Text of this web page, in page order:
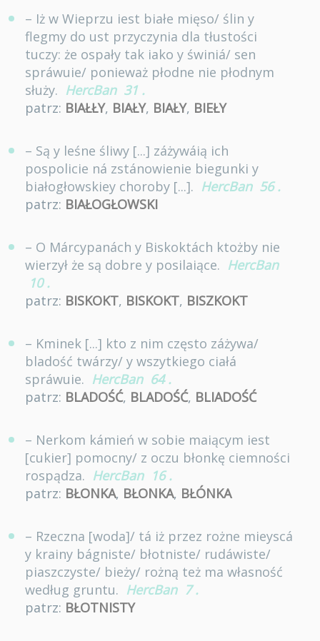
– Iż w Wieprzu iest białe mięso/ ślin y
flegmy do ust przyczynia dla tłustości
tuczy: że ospały tak iako y świniá/ sen
spráwuie/ ponieważ płodne nie płodnym
służy. HercBan 31 .
patrz: BIAŁŁY, BIAŁY, BIAŁY, BIEŁY
– Są y leśne śliwy [...] záżywáią ich
pospolicie ná zstánowienie biegunki y
białogłowskiey choroby [...]. HercBan 56 .
patrz: BIAŁOGŁOWSKI
– O Márcypanách y Biskoktách ktożby nie
wierzył że są dobre y posilaiące. HercBan
10 .
patrz: BISKOKT, BISKOKT, BISZKOKT
– Kminek [...] kto z nim często záżywa/
bladość twárzy/ y wszytkiego ciałá
spráwuie. HercBan 64 .
patrz: BLADOŚĆ, BLADOŚĆ, BLIADOŚĆ
– Nerkom kámień w sobie maiącym iest
[cukier] pomocny/ z oczu błonkę ciemności
rospądza. HercBan 16 .
patrz: BŁONKA, BŁONKA, BŁÓNKA
– Rzeczna [woda]/ tá iż przez rożne mieyscá
y krainy bágniste/ błotniste/ rudáwiste/
piaszczyste/ bieży/ rożną też ma własność
według gruntu. HercBan 7 .
patrz: BŁOTNISTY